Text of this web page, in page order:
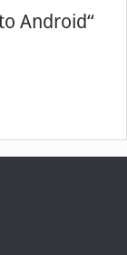
Android“